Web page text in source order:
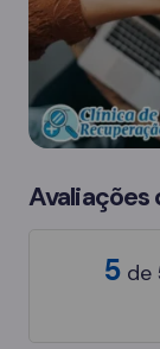
Avaliações
5 de